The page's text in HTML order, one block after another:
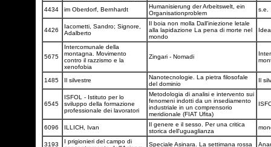
4434 im Oberdorf, Bernhardt
Humanisierung der Arbeitswelt, ein
Organisationproblem
s.e.
4426
Iacometti, Sandro; Signore,
Adalberto
Il boia non molla Dall'iniezione letale
alla lapidazione La pena di morte nel
mondo
5675
Intercomunale della
montagna. Movimento
contro il razzismo e la
xenofobia
Zingari - Nomadi
1485 Il silvestre
Nanotecnologie. La pietra filosofale
del dominio
Il
6545
ISFOL - Istituto per lo
sviluppo della formazione
professionale dei lavoratori
Metodologia di analisi e intervento sui
fenomeni indotti da un insediamento
industriale in un comprensorio
meridionale (FIAT Ufita)
6096 ILLICH, Ivan
Il genere e il sesso. Per una critica
storica dell'uguaglianza
3193
I prigionieri del campo di
Speciale Asinara. La settimana rossa